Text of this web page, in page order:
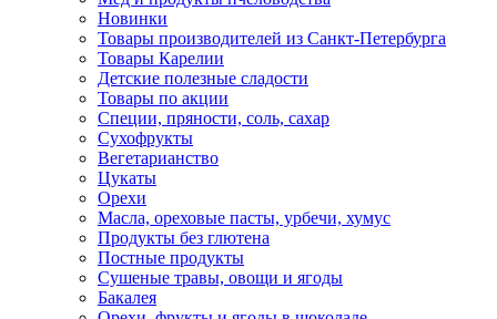
Новинки
Товары производителей из Санкт-Петербурга
Товары Карелии
Детские полезные сладости
Товары по акции
Специи, пряности, соль, сахар
Сухофрукты
Вегетарианство
Цукаты
Орехи
Масла, ореховые пасты, урбечи, хумус
Продукты без глютена
Постные продукты
Сушеные травы, овощи и ягоды
Бакалея